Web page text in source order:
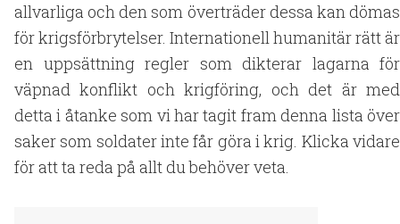
allvarliga och den som överträder dessa kan dömas
för krigsförbrytelser. Internationell humanitär rätt är
en uppsättning regler som dikterar lagarna för
väpnad konflikt och krigföring, och det är med
detta i åtanke som vi har tagit fram denna lista över
saker som soldater inte får göra i krig. Klicka vidare
för att ta reda på allt du behöver veta.